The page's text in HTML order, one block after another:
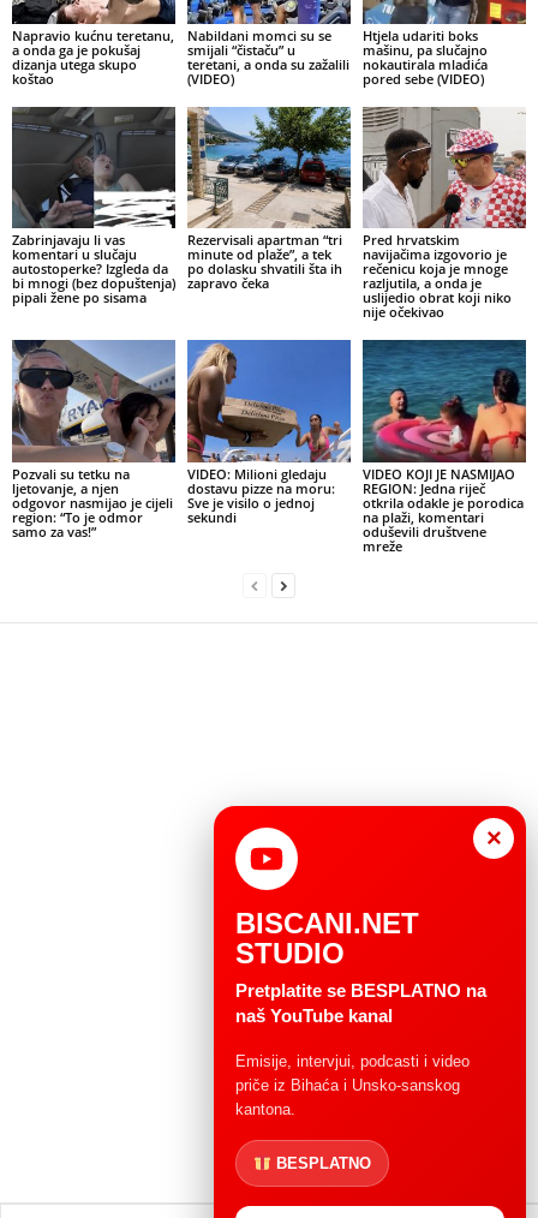
Napravio kućnu teretanu,
a onda ga je pokušaj
dizanja utega skupo
koštao
Nabildani momci su se
smijali “čistaču” u
teretani, a onda su zažalili
(VIDEO)
Htjela udariti boks
mašinu, pa slučajno
nokautirala mladića
pored sebe (VIDEO)
Zabrinjavaju li vas
komentari u slučaju
autostoperke? Izgleda da
bi mnogi (bez dopuštenja)
pipali žene po sisama
Rezervisali apartman “tri
minute od plaže”, a tek
po dolasku shvatili šta ih
zapravo čeka
Pred hrvatskim
navijačima izgovorio je
rečenicu koja je mnoge
razljutila, a onda je
uslijedio obrat koji niko
nije očekivao
Pozvali su tetku na
ljetovanje, a njen
odgovor nasmijao je cijeli
region: “To je odmor
samo za vas!”
VIDEO: Milioni gledaju
dostavu pizze na moru:
Sve je visilo o jednoj
sekundi
VIDEO KOJI JE NASMIJAO
REGION: Jedna riječ
otkrila odakle je porodica
na plaži, komentari
oduševili društvene
mreže
×
BISCANI.NET
STUDIO
Pretplatite se BESPLATNO na
naš YouTube kanal
Emisije, intervjui, podcasti i video
priče iz Bihaća i Unsko-sanskog
kantona.
BESPLATNO